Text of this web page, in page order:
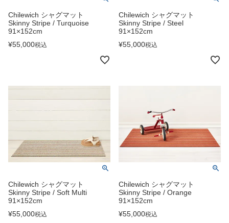
Chilewich シャグマット
Skinny Stripe / Turquoise
91×152cm
¥55,000税込
Chilewich シャグマット
Skinny Stripe / Steel
91×152cm
¥55,000税込
Chilewich シャグマット
Skinny Stripe / Soft Multi
91×152cm
¥55,000税込
Chilewich シャグマット
Skinny Stripe / Orange
91×152cm
¥55,000税込